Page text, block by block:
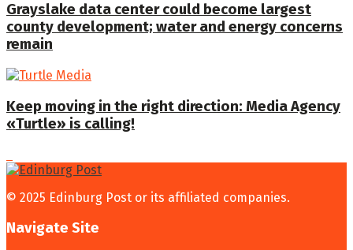
Grayslake data center could become largest
county development; water and energy concerns
remain
Keep moving in the right direction: Media Agency
«Turtle» is calling!
© 2025 Edinburg Post or its affiliated companies.
Navigate Site